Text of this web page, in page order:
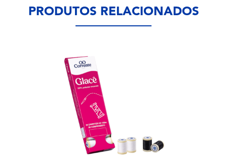
PRODUTOS RELACIONADOS